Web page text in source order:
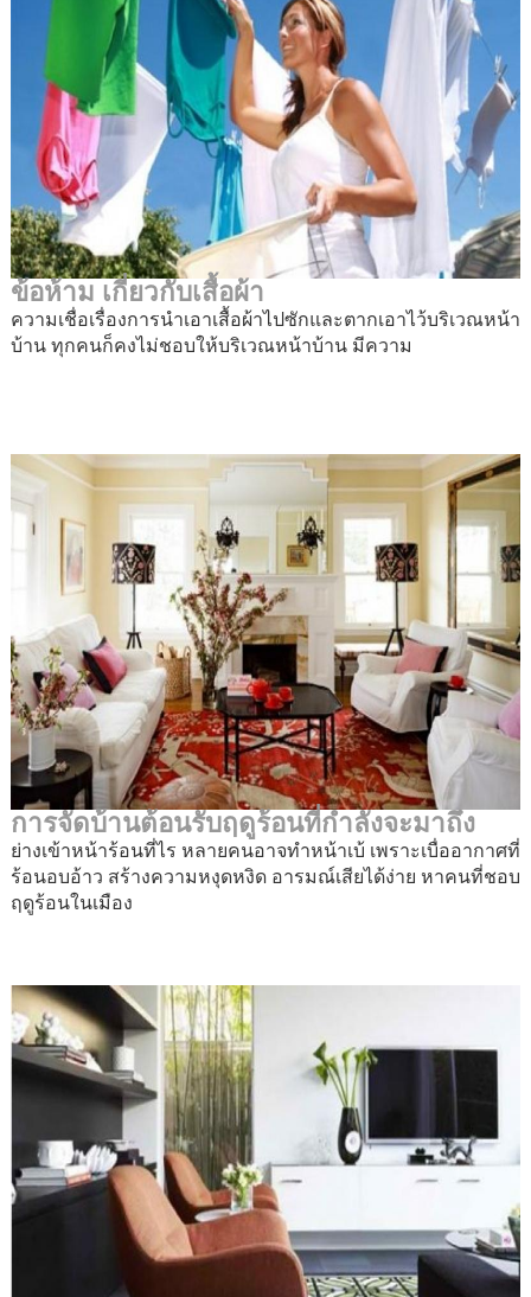
ข้อห้าม เกี่ยวกับเสื้อผ้า
ความเชื่อเรื่องการนำเอาเสื้อผ้าไปซักและตากเอาไว้บริเวณหน้า
บ้าน ทุกคนก็คงไม่ชอบให้บริเวณหน้าบ้าน มีความ
การจัดบ้านต้อนรับฤดูร้อนที่กำลังจะมาถึง
ย่างเข้าหน้าร้อนที่ไร หลายคนอาจทำหน้าเบ้ เพราะเบื่ออากาศที่
ร้อนอบอ้าว สร้างความหงุดหงิด อารมณ์เสียได้ง่าย หาคนที่ชอบ
ฤดูร้อนในเมือง